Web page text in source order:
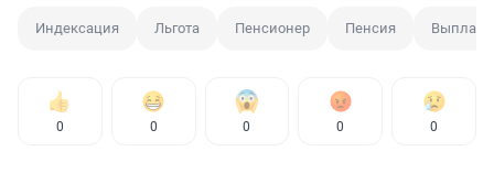
Индексация Льгота Пенсионер Пенсия Выплата
0 0 0 0 0